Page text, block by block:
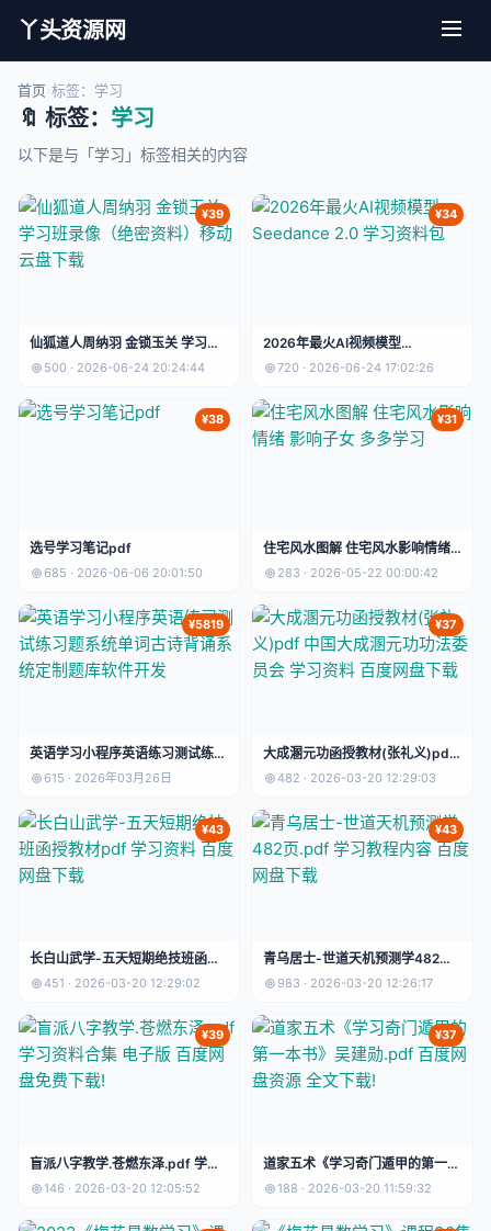
丫头资源网
首页 标签：学习
🔖 标签： 学习
以下是与「学习」标签相关的内容
¥39
仙狐道人周纳羽 金锁玉关 学习班
录像（绝密资料）移动云盘下载
500 · 2026-06-24 20:24:44
¥34
2026年最火AI视频模型
Seedance 2.0 学习资料包
720 · 2026-06-24 17:02:26
¥38
选号学习笔记pdf
685 · 2026-06-06 20:01:50
¥31
住宅风水图解 住宅风水影响情绪
影响子女 多多学习
283 · 2026-05-22 00:00:42
¥5819
英语学习小程序英语练习测试练习
题系统单词古诗背诵系统定制题库
软件开发
615 · 2026年03月26日
¥37
大成溷元功函授教材(张礼义)pdf
中国大成溷元功功法委员会 学习
资料 百度网盘下载
482 · 2026-03-20 12:29:03
¥43
长白山武学-五天短期绝技班函授
教材pdf 学习资料 百度网盘下载
451 · 2026-03-20 12:29:02
¥43
青乌居士-世道天机预测学482
页.pdf 学习教程内容 百度网盘下
载
983 · 2026-03-20 12:26:17
¥39
盲派八字教学.苍燃东泽.pdf 学习
资料合集 电子版 百度网盘免费下
载!
146 · 2026-03-20 12:05:52
¥37
道家五术《学习奇门遁甲的第一本
书》吴建勋.pdf 百度网盘资源 全
文下载!
188 · 2026-03-20 11:59:32